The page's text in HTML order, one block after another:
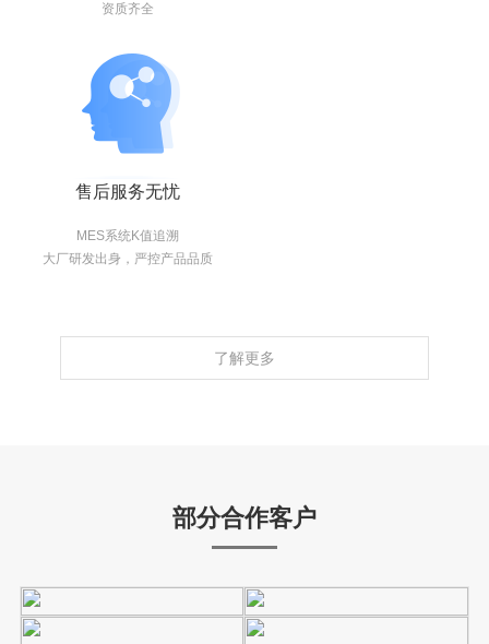
资质齐全
售后服务无忧
MES系统K值追溯
大厂研发出身，严控产品品质
了解更多
部分合作客户